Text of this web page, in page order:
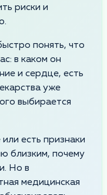
риски и
понять, что
в каком он
и сердце, есть
уже
выбирается
есть признаки
близким, почему
Но в
медицинская